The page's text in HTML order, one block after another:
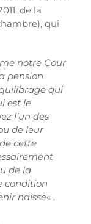
de la
qui
notre Cour
pension
qui
est le
l’un des
de leur
cette
de la
condition
naisse« .